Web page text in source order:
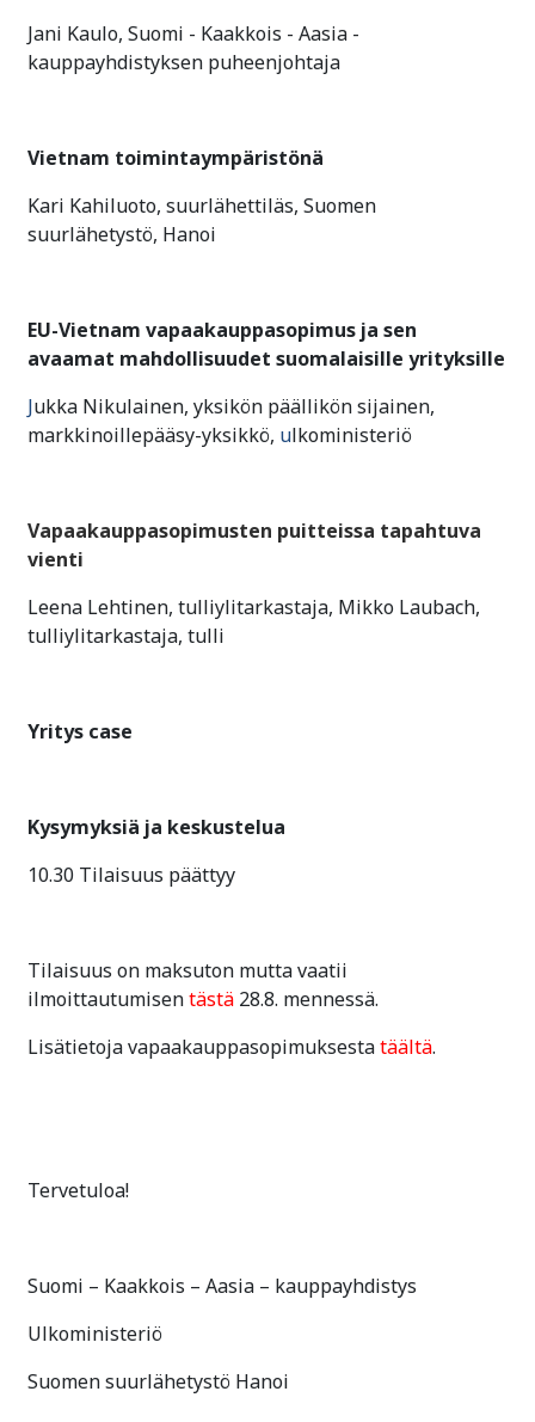
Jani Kaulo, Suomi - Kaakkois - Aasia -
kauppayhdistyksen puheenjohtaja
Vietnam toimintaympäristönä
Kari Kahiluoto, suurlähettiläs, Suomen
suurlähetystö, Hanoi
EU-Vietnam vapaakauppasopimus ja sen
avaamat mahdollisuudet suomalaisille yrityksille
Jukka Nikulainen, yksikön päällikön sijainen,
markkinoillepääsy-yksikkö, ulkoministeriö
Vapaakauppasopimusten puitteissa tapahtuva
vienti
Leena Lehtinen, tulliylitarkastaja, Mikko Laubach,
tulliylitarkastaja, tulli
Yritys case
Kysymyksiä ja keskustelua
10.30 Tilaisuus päättyy
Tilaisuus on maksuton mutta vaatii
ilmoittautumisentästä 28.8. mennessä.
Lisätietoja vapaakauppasopimuksestatäältä.
Tervetuloa!
Suomi – Kaakkois – Aasia – kauppayhdistys
Ulkoministeriö
Suomen suurlähetystö Hanoi